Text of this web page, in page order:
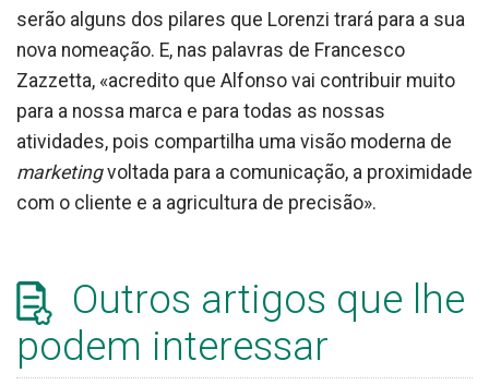
serão alguns dos pilares que Lorenzi trará para a sua
nova nomeação. E, nas palavras de Francesco
Zazzetta, «acredito que Alfonso vai contribuir muito
para a nossa marca e para todas as nossas
atividades, pois compartilha uma visão moderna de
marketingvoltada para a comunicação, a proximidade
com o cliente e a agricultura de precisão».
Outros artigos que lhe
podem interessar